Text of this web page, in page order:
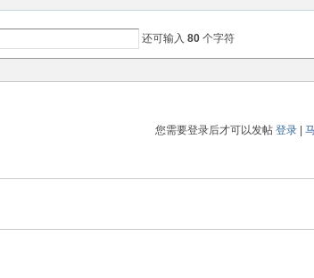
还可输入80 个字符
您需要登录后才可以发帖 登录|